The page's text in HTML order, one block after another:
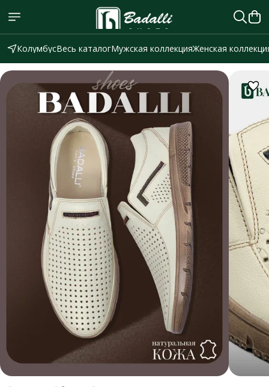
КолумбусВесь каталогМужская коллекцияЖенская